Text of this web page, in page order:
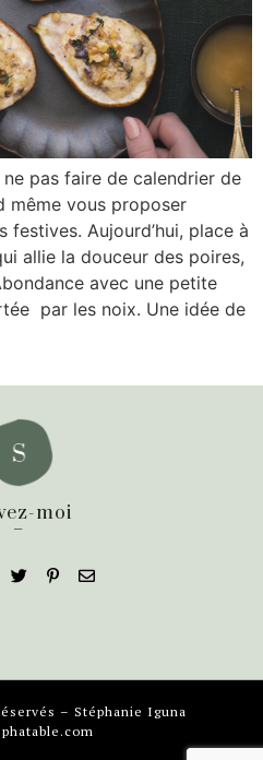
ne pas faire de calendrier de
même vous proposer
Aujourd’hui, place à
allie la douceur des poires,
avec une petite
par les noix. Une idée de
moi
_
– Stéphanie Iguna